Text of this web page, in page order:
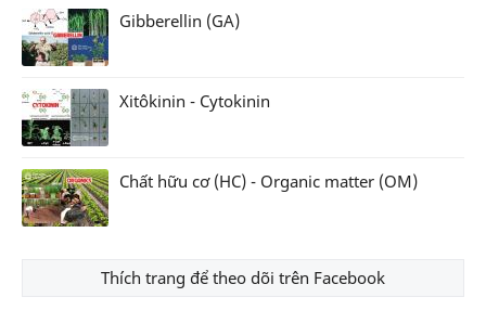
Gibberellin (GA)
Xitôkinin - Cytokinin
Chất hữu cơ (HC) - Organic matter (OM)
Thích trang để theo dõi trên Facebook